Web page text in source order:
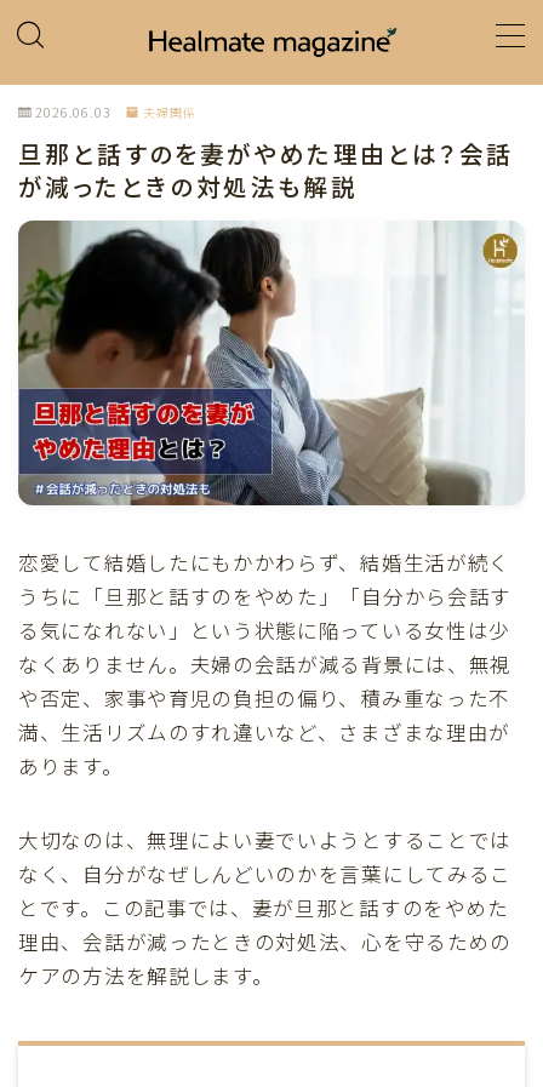
MENU
ホーム
カテゴリー
2026.06.03 夫婦関係
旦那と話すのを妻がやめた理由とは？会話
が減ったときの対処法も解説
恋愛して結婚したにもかかわらず、結婚生活が続く
うちに「旦那と話すのをやめた」「自分から会話す
る気になれない」という状態に陥っている女性は少
なくありません。夫婦の会話が減る背景には、無視
や否定、家事や育児の負担の偏り、積み重なった不
満、生活リズムのすれ違いなど、さまざまな理由が
あります。
大切なのは、無理によい妻でいようとすることでは
なく、自分がなぜしんどいのかを言葉にしてみるこ
とです。この記事では、妻が旦那と話すのをやめた
理由、会話が減ったときの対処法、心を守るための
ケアの方法を解説します。